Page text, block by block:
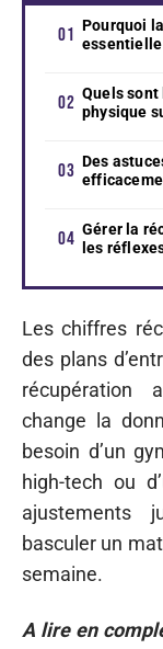
Pourquoi
Quels sont
physique
Des
Gérer la
les
Les chiffres
des plans
récupération
change la
besoin d’un
high-tech ou
ajustements
basculer un
semaine.
A lire en